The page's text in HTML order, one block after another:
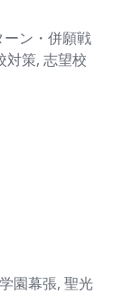
ーン・併願戦
対策, 志望校
園幕張, 聖光